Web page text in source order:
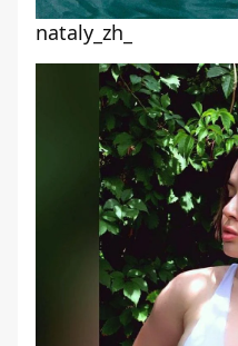
nataly_zh_